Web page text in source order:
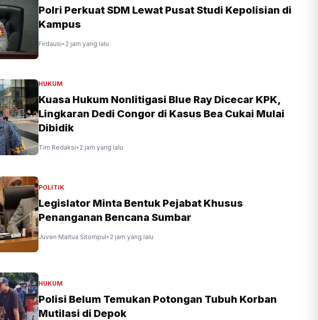
Polri Perkuat SDM Lewat Pusat Studi Kepolisian di
Kampus
Firdausi• 2 jam yang lalu
HUKUM
Kuasa Hukum Nonlitigasi Blue Ray Dicecar KPK,
Lingkaran Dedi Congor di Kasus Bea Cukai Mulai
Dibidik
Tim Redaksi• 2 jam yang lalu
POLITIK
Legislator Minta Bentuk Pejabat Khusus
Penanganan Bencana Sumbar
Juven Martua Sitompul• 2 jam yang lalu
HUKUM
Polisi Belum Temukan Potongan Tubuh Korban
Mutilasi di Depok